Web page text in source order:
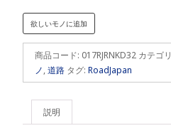
欲しいモノに追加
商品コード: 017RJRNKD32 カテゴ
ノ,道路 タグ: RoadJapan
説明